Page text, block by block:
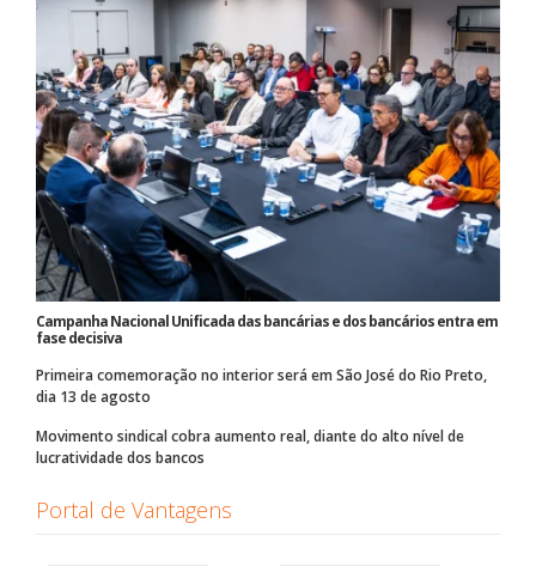
Campanha Nacional Unificada das bancárias e dos bancários entra em
fase decisiva
Primeira comemoração no interior será em São José do Rio Preto,
dia 13 de agosto
Movimento sindical cobra aumento real, diante do alto nível de
lucratividade dos bancos
Portal de Vantagens